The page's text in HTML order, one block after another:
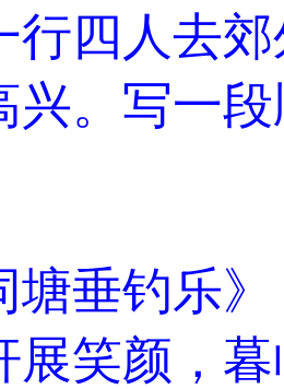
行四人去
兴。写一
塘垂钓乐》
展笑颜，